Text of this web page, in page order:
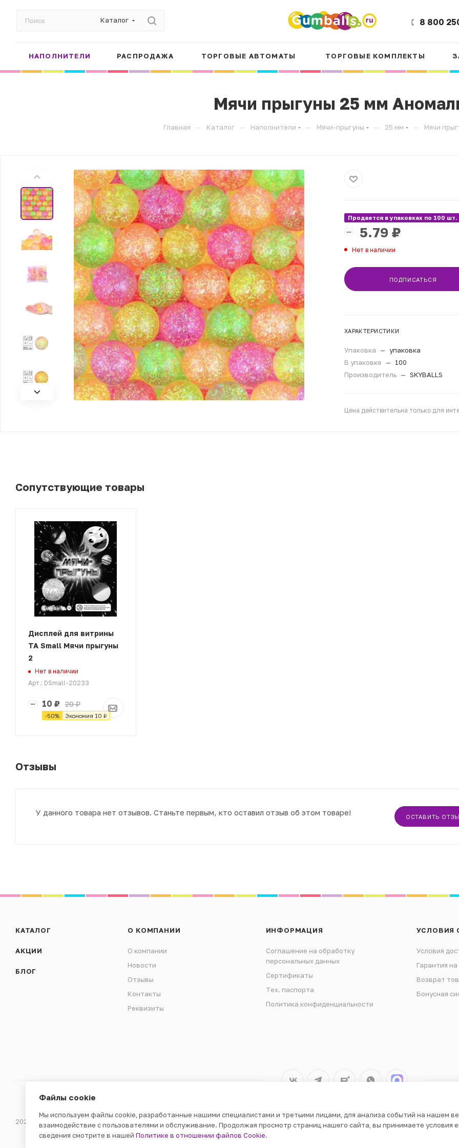
Каталог 8 800
НАПОЛНИТЕЛИ РАСПРОДАЖА ТОРГОВЫЕ АВТОМАТЫ ТОРГОВЫЕ КОМПЛЕКТЫ
Мячи прыгуны 25 мм
Главная — Каталог — Наполнители — Мячи-прыгуны — 25 мм — Мячи
Продается в упаковках по 100 шт.
5.79 ₽
Нет в наличии
ПОДПИСАТЬСЯ
ХАРАКТЕРИСТИКИ
Упаковка —
упаковка
В упаковке
—
100
Производитель — SKYBALLS
Цена действительна только для
Сопутствующие товары
Дисплей для витрины
ТА Small Мячи прыгуны
2
Нет в наличии
Арт.: DSmall-20233
10 ₽ 20₽
-50% Экономия 10 ₽
Отзывы
ОСТАВИТЬ
У данного товара нет отзывов. Станьте первым, кто оставил отзыв об этом товаре!
КАТАЛОГ
АКЦИИ
БЛОГ
О КОМПАНИИ
О компании
Новости
Отзывы
Контакты
Реквизиты
ИНФОРМАЦИЯ
Соглашение на обработку
персональных данных
Сертификаты
Тех. паспорта
Политика конфиденциальности
УСЛОВИЯ
Условия
Гарантия
Возврат
Бонусная
2026 © ООО «ВЕНДГАМ» © 2000-2025
Файлы cookie
Мы используем файлы cookie, разработанные нашими специалистами и третьими лицами, для анализа событий на нашем
взаимодействие с пользователями и обслуживание. Продолжая просмотр страниц нашего сайта, вы принимаете условия
сведения смотрите в нашей Политике в отношении файлов Cookie.